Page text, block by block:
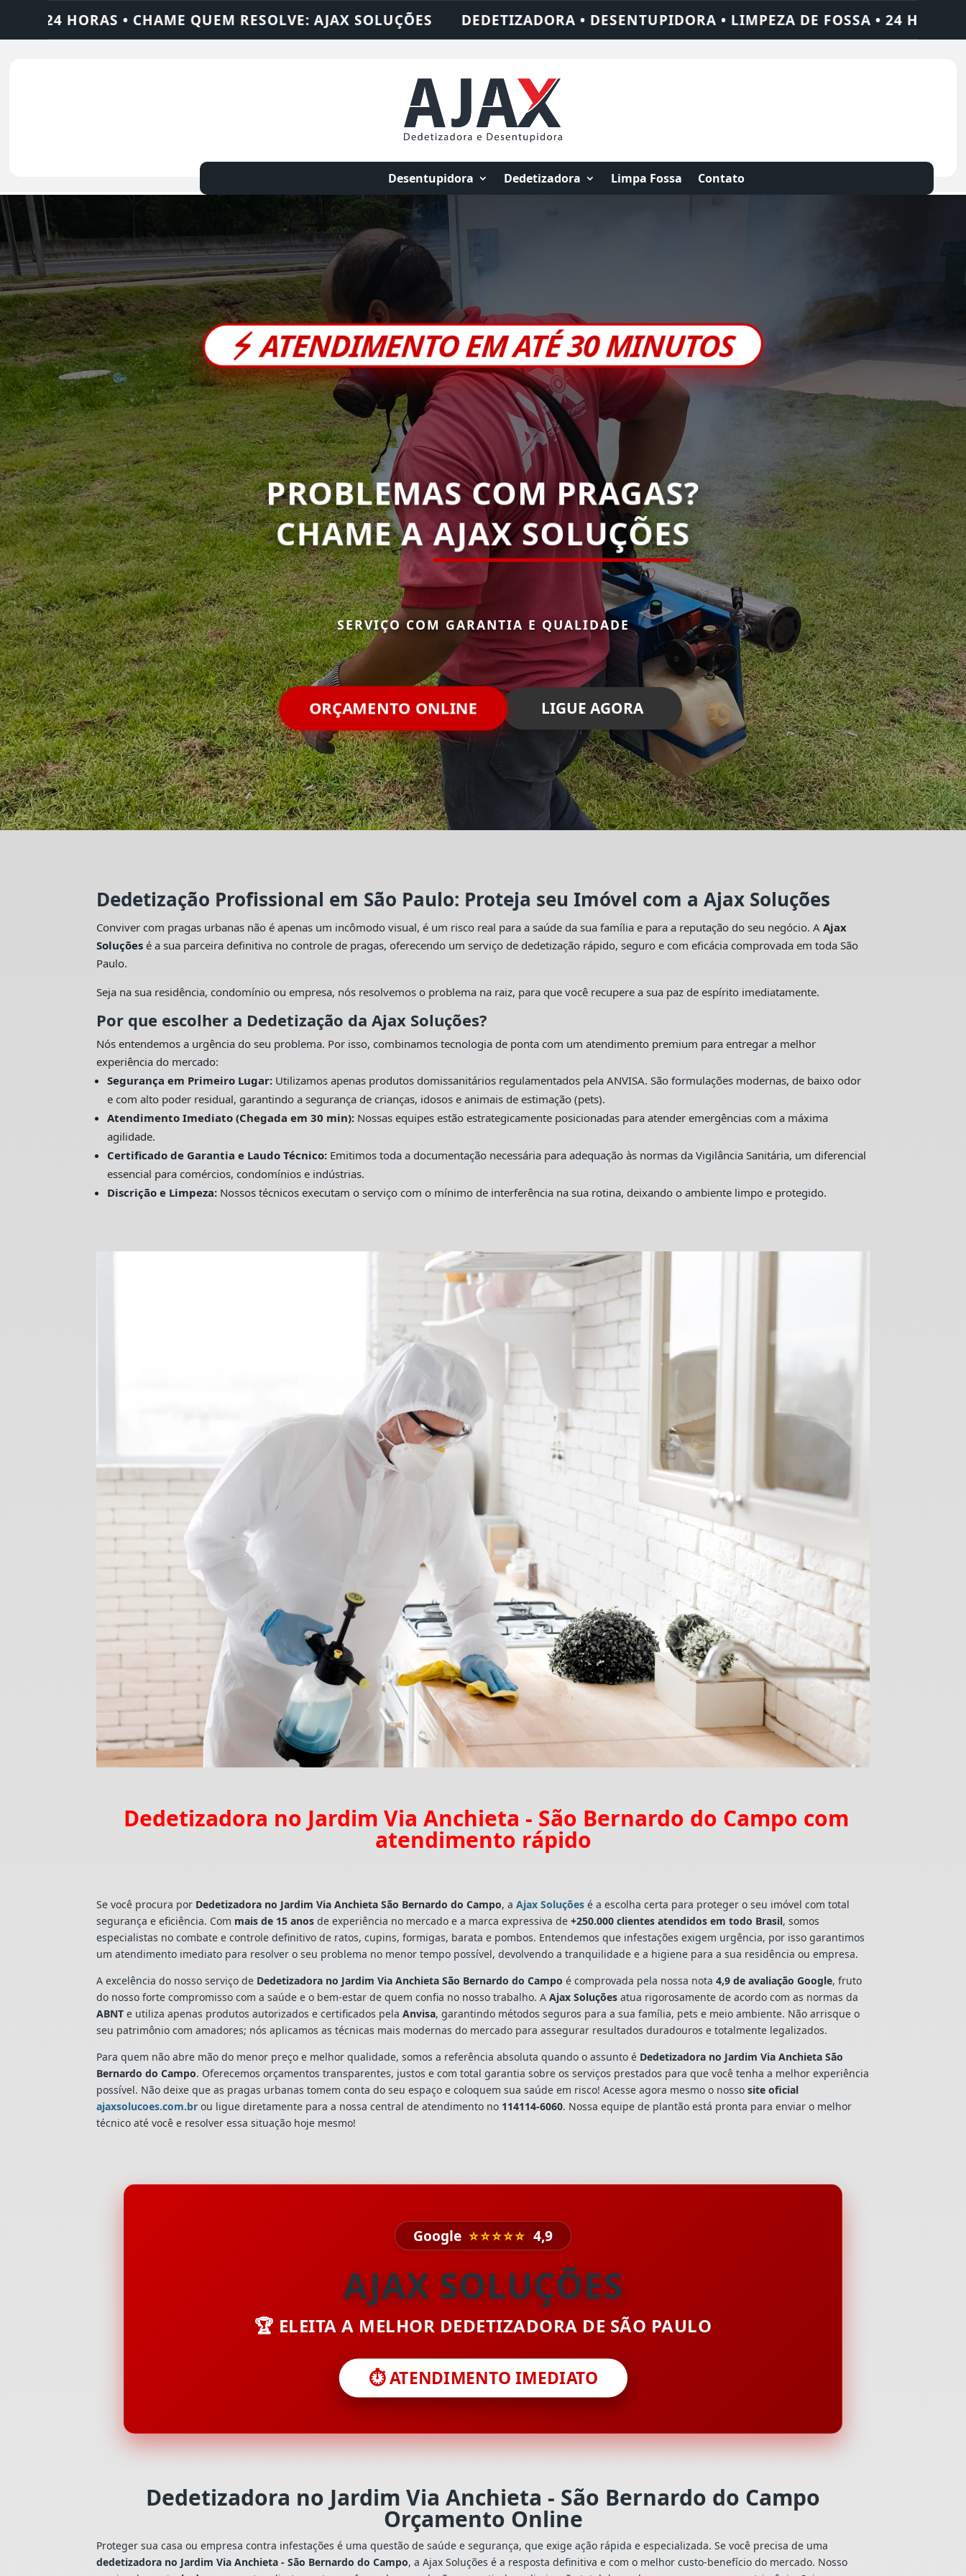
RESOLVE: AJAX SOLUÇÕES DEDETIZADORA • DESENTUPIDORA • LIMPEZA DE FOSSA • 24 HORAS • CHAME QUEM RESOLVE:
Desentupidora Dedetizadora Limpa Fossa Contato
⚡ATENDIMENTO EM ATÉ 30 MINUTOS
PROBLEMAS COM PRAGAS?
CHAME AAJAX SOLUÇÕES
SERVIÇO COM GARANTIA E QUALIDADE
ORÇAMENTO ONLINE LIGUE AGORA
Dedetização Profissional em São Paulo: Proteja seu Imóvel com a Ajax Soluções
Conviver com pragas urbanas não é apenas um incômodo visual, é um risco real para a saúde da sua família e para a reputação do seu negócio. AAjax
Soluções é a sua parceira definitiva no controle de pragas, oferecendo um serviço de dedetização rápido, seguro e com eficácia comprovada em toda São
Paulo.
Seja na sua residência, condomínio ou empresa, nós resolvemos o problema na raiz, para que você recupere a sua paz de espírito imediatamente.
Por que escolher a Dedetização da Ajax Soluções?
Nós entendemos a urgência do seu problema. Por isso, combinamos tecnologia de ponta com um atendimento premium para entregar a melhor
experiência do mercado:
Segurança em Primeiro Lugar: Utilizamos apenas produtos domissanitários regulamentados pela ANVISA. São formulações modernas, de baixo odor
e com alto poder residual, garantindo a segurança de crianças, idosos e animais de estimação (pets).
Atendimento Imediato (Chegada em 30 min): Nossas equipes estão estrategicamente posicionadas para atender emergências com a máxima
agilidade.
Certificado de Garantia e Laudo Técnico: Emitimos toda a documentação necessária para adequação às normas da Vigilância Sanitária, um diferencial
essencial para comércios, condomínios e indústrias.
Discrição e Limpeza: Nossos técnicos executam o serviço com o mínimo de interferência na sua rotina, deixando o ambiente limpo e protegido.
Dedetizadora no Jardim Via Anchieta - São Bernardo do Campo com
atendimento rápido
Se você procura por Dedetizadora no Jardim Via Anchieta São Bernardo do Campo, aAjax Soluções é a escolha certa para proteger o seu imóvel com total
segurança e eficiência. Com mais de 15 anos de experiência no mercado e a marca expressiva de +250.000 clientes atendidos em todo Brasil, somos
especialistas no combate e controle definitivo de ratos, cupins, formigas, barata e pombos. Entendemos que infestações exigem urgência, por isso garantimos
um atendimento imediato para resolver o seu problema no menor tempo possível, devolvendo a tranquilidade e a higiene para a sua residência ou empresa.
A excelência do nosso serviço de Dedetizadora no Jardim Via Anchieta São Bernardo do Campo é comprovada pela nossa nota 4,9 de avaliação Google, fruto
do nosso forte compromisso com a saúde e o bem-estar de quem confia no nosso trabalho. AAjax Soluções atua rigorosamente de acordo com as normas da
ABNT e utiliza apenas produtos autorizados e certificados pelaAnvisa, garantindo métodos seguros para a sua família, pets e meio ambiente. Não arrisque o
seu patrimônio com amadores; nós aplicamos as técnicas mais modernas do mercado para assegurar resultados duradouros e totalmente legalizados.
Para quem não abre mão do menor preço e melhor qualidade, somos a referência absoluta quando o assunto é Dedetizadora no Jardim Via Anchieta São
Bernardo do Campo. Oferecemos orçamentos transparentes, justos e com total garantia sobre os serviços prestados para que você tenha a melhor experiência
possível. Não deixe que as pragas urbanas tomem conta do seu espaço e coloquem sua saúde em risco! Acesse agora mesmo o nosso site oficial
ajaxsolucoes.com.br ou ligue diretamente para a nossa central de atendimento no 114114-6060. Nossa equipe de plantão está pronta para enviar o melhor
técnico até você e resolver essa situação hoje mesmo!
Google ⭐⭐⭐⭐⭐ 4,9
AJAX SOLUÇÕES
🏆 ELEITA A MELHOR DEDETIZADORA DE SÃO PAULO
⏱️ ATENDIMENTO IMEDIATO
Dedetizadora no Jardim Via Anchieta - São Bernardo do Campo
Orçamento Online
Proteger sua casa ou empresa contra infestações é uma questão de saúde e segurança, que exige ação rápida e especializada. Se você precisa de uma
dedetizadora no Jardim Via Anchieta - São Bernardo do Campo, a Ajax Soluções é a resposta definitiva e com o melhor custo-benefício do mercado. Nosso